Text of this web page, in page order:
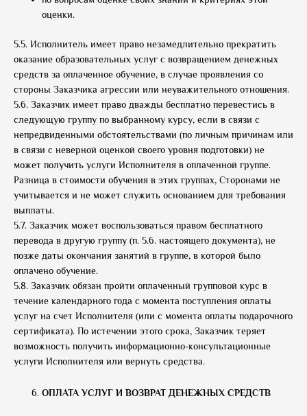
оценки.
5.5. Исполнитель имеет право незамедлительно прекратить
оказание образовательных услуг с возвращением денежных
средств за оплаченное обучение, в случае проявления со
стороны Заказчика агрессии или неуважительного отношения.
5.6. Заказчик имеет право дважды бесплатно перевестись в
следующую группу по выбранному курсу, если в связи с
непредвиденными обстоятельствами (по личным причинам или
в связи с неверной оценкой своего уровня подготовки) не
может получить услуги Исполнителя в оплаченной группе.
Разница в стоимости обучения в этих группах, Сторонами не
учитывается и не может служить основанием для требования
выплаты.
5.7. Заказчик может воспользоваться правом бесплатного
перевода в другую группу (п. 5.6. настоящего документа), не
позже даты окончания занятий в группе, в которой было
оплачено обучение.
5.8. Заказчик обязан пройти оплаченный групповой курс в
течение календарного года с момента поступления оплаты
услуг на счет Исполнителя (или с момента оплаты подарочного
сертификата). По истечении этого срока, Заказчик теряет
возможность получить информационно-консультационные
услуги Исполнителя или вернуть средства.
ОПЛАТА УСЛУГ И ВОЗВРАТ ДЕНЕЖНЫХ СРЕДСТВ